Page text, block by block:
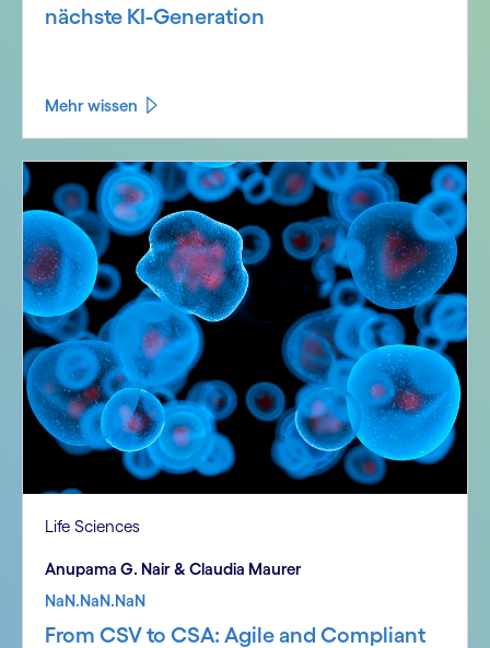
nächste KI-Generation
Mehr wissen
Life Sciences
Anupama G. Nair & Claudia Maurer
NaN.NaN.NaN
From CSV to CSA: Agile and Compliant